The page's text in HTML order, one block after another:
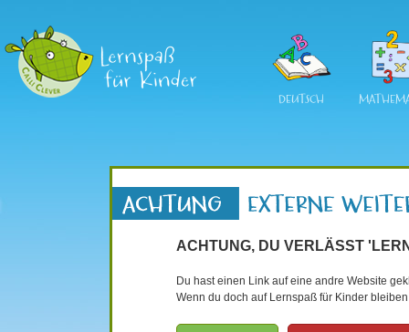
DEUTSCH
ACHTUNG, DU VERLÄSST
Du hast einen Link auf eine andre Website
Wenn du doch auf Lernspaß für Kinder